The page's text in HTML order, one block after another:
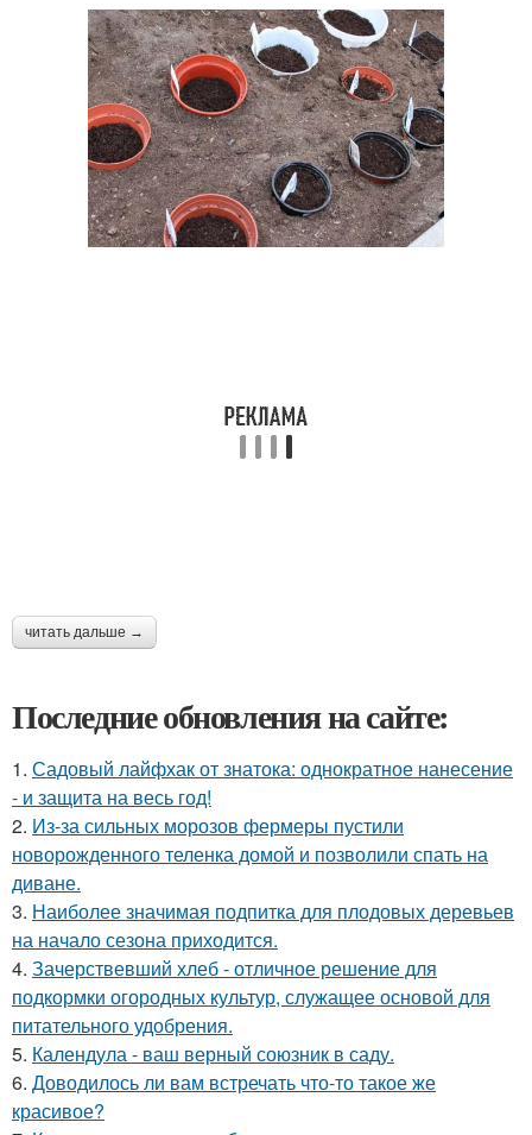
читать дальше →
Последние обновления на сайте:
1. Садовый лайфхак от знатока: однократное нанесение
- и защита на весь год!
2. Из-за сильных морозов фермеры пустили
новорожденного теленка домой и позволили спать на
диване.
3. Наиболее значимая подпитка для плодовых деревьев
на начало сезона приходится.
4. Зачерствевший хлеб - отличное решение для
подкормки огородных культур, служащее основой для
питательного удобрения.
5. Календула - ваш верный союзник в саду.
6. Доводилось ли вам встречать что-то такое же
красивое?